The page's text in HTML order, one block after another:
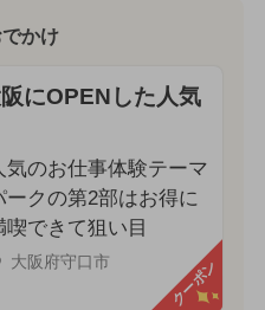
かけ
にOPENした人気
気のお仕事体験テーマ
ークの第2部はお得に
喫できて狙い目
大阪府守口市 クーポン